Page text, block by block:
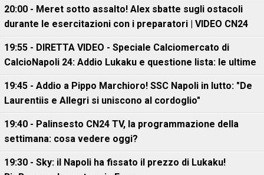
20:00 - Meret sotto assalto! Alex sbatte sugli ostacoli
durante le esercitazioni con i preparatori | VIDEO CN24
19:55 - DIRETTA VIDEO - Speciale Calciomercato di
CalcioNapoli 24: Addio Lukaku e questione lista: le ultime
19:45 - Addio a Pippo Marchioro! SSC Napoli in lutto: "De
Laurentiis e Allegri si uniscono al cordoglio"
19:40 - Palinsesto CN24 TV, la programmazione della
settimana: cosa vedere oggi?
19:30 - Sky: il Napoli ha fissato il prezzo di Lukaku!